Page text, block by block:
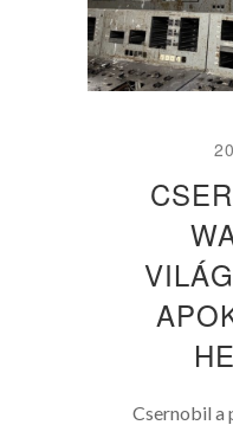
Csernobil a